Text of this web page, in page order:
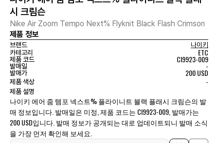
시 크림슨
Nike Air Zoom Tempo Next% Flyknit Black Flash Crimson
제품 정보
브랜드
나이키
카테고리
ETC
제품 코드 CI9923-009
발매일 -
발매가 200 USD
제품 색상 -
제품 설명
나이키 에어 줌 템포 넥스트% 플라이니트 블랙 플래시 크림슨의 발
매 정보입니다. 발매일은 미정, 제품 코드는 CI9923-009, 발매가는
200 USD입니다. 발매 정보가 공개되는 대로 업데이트되니 발매 소식
을 가장 먼저 확인해 보세요.